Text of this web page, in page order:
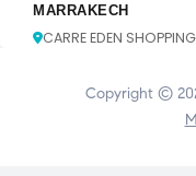
MARRAKECH
CARRE EDEN
Copyright ©